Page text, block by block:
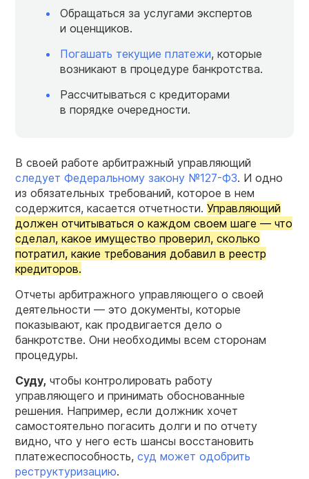
Обращаться за услугами экспертов
и оценщиков.
Погашать текущие платежи, которые
возникают в процедуре банкротства.
Рассчитываться с кредиторами
в порядке очередности.
В своей работе арбитражный управляющий
следует Федеральному закону №127-ФЗ. И одно
из обязательных требований, которое в нем
содержится, касается отчетности. Управляющий
должен отчитываться о каждом своем шаге — что
сделал, какое имущество проверил, сколько
потратил, какие требования добавил в реестр
кредиторов.
Отчеты арбитражного управляющего о своей
деятельности — это документы, которые
показывают, как продвигается дело о
банкротстве. Они необходимы всем сторонам
процедуры.
Суду, чтобы контролировать работу
управляющего и принимать обоснованные
решения. Например, если должник хочет
самостоятельно погасить долги и по отчету
видно, что у него есть шансы восстановить
платежеспособность, суд может одобрить
реструктуризацию.